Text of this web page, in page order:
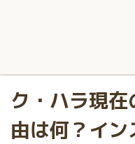
ク・ハラ現
由は何？イ